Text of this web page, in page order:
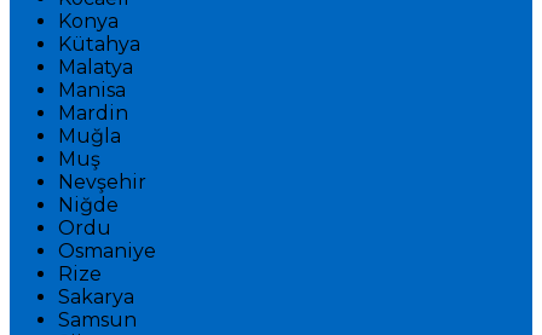
Konya
Kütahya
Malatya
Manisa
Mardin
Muğla
Muş
Nevşehir
Niğde
Ordu
Osmaniye
Rize
Sakarya
Samsun